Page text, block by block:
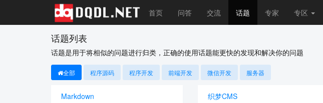
首页 问答 交流 话题 专家 专区
话题列表
话题是用于将相似的问题进行归类，正确的使用话题能更快的发现和解决你的问题
全部 程序源码 程序开发 前端开发 微信开发 服务器
Markdown 织梦CMS